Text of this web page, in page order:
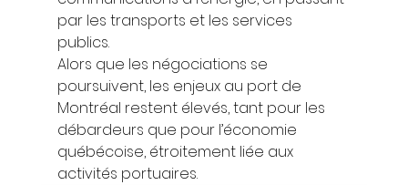
par les transports et les services
publics.
Alors que les négociations se
poursuivent, les enjeux au port de
Montréal restent élevés, tant pour les
débardeurs que pour l’économie
québécoise, étroitement liée aux
activités portuaires.